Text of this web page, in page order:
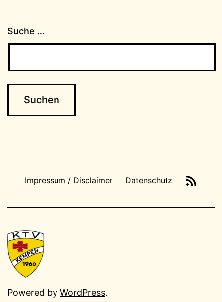
Suche …
Impressum / Disclaimer Datenschutz
Powered by WordPress.